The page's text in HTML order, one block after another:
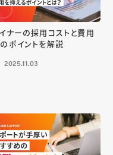
ナーの採用コストと費用
ポイントを解説
2025.11.03